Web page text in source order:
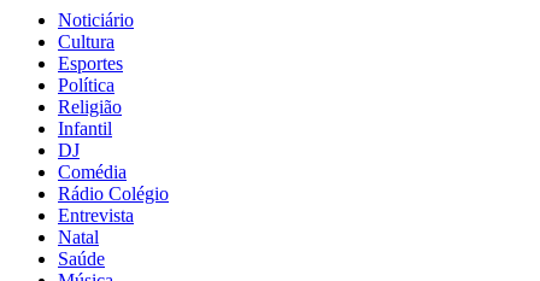
Noticiário
Cultura
Esportes
Política
Religião
Infantil
DJ
Comédia
Rádio Colégio
Entrevista
Natal
Saúde